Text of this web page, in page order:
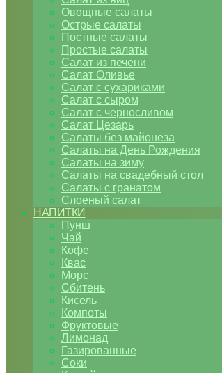
Овощные салаты
Острые салаты
Постные салаты
Простые салаты
Салат из печени
Салат Оливье
Салат с сухариками
Салат с сыром
Салат с черносливом
Салат Цезарь
Салаты без майонеза
Салаты на День Рождения
Салаты на зиму
Салаты на свадебный стол
Салаты с гранатом
Слоеный салат
НАПИТКИ
Пунш
Чай
Кофе
Квас
Морс
Сбитень
Кисель
Компоты
Фруктовые
Лимонад
Газированные
Соки